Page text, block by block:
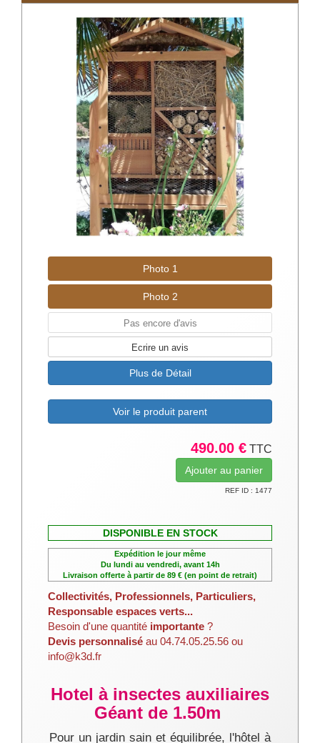
Photo 1
Photo 2
Pas encore d'avis
Ecrire un avis
Plus de Détail
Voir le produit parent
490.00 € TTC
REF ID : 1477
DISPONIBLE EN STOCK
Expédition le jour même
Du lundi au vendredi, avant 14h
Livraison offerte à partir de 89 € (en point de retrait)
Collectivités, Professionnels, Particuliers,
Responsable espaces verts...
Besoin d'une quantité importante ?
Devis personnalisé au 04.74.05.25.56 ou
info@k3d.fr
Hotel à insectes auxiliaires
Géant de 1.50m
Pour un jardin sain et équilibrée, l'hôtel à